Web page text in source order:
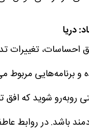
دریا
احساسات،
و برنامه‌هایی
روبه‌رو شوید که
باشد. در روابط